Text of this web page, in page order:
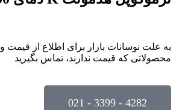
به علت نوسانات بازار برای اطلاع از قیمت
محصولاتی که قیمت ندارند، تماس بگیرید
4282 - 3399 - 021